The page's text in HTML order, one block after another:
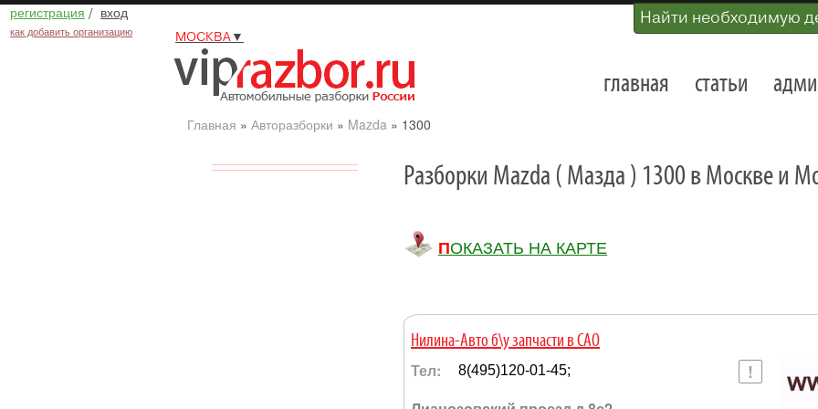
регистрация / вход
как добавить организацию
Найти необходимую
МОСКВА▼
главная статьи
Главная » Авторазборки » Mazda» 1300
Разборки Mazda ( Мазда ) 1300 в Москве и
ПОКАЗАТЬ НА КАРТЕ
Нилина-Авто б\у запчасти в САО
Тел: 8(495)120-01-45;